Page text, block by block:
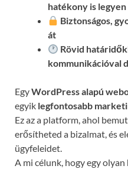
hatékony is legyen
Biztonságos,
át
Rövid
kommunikációval
EgyWordPress alapú
egyik legfontosabb
Ez az a platform, ahol
erősítheted a bizalmat, és
ügyfeleidet.
A mi célunk, hogy egy